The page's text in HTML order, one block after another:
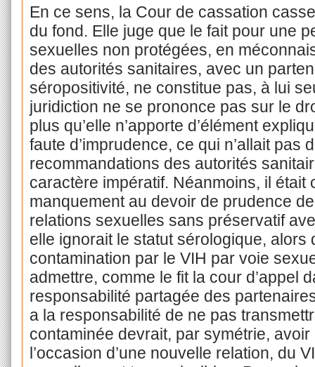
En ce sens, la Cour de cassation
du fond. Elle juge que le fait pour une
sexuelles non protégées, en
des autorités sanitaires, avec un
séropositivité, ne constitue pas, à lui
juridiction ne se prononce pas sur le
plus qu’elle n’apporte d’élément
faute d’imprudence, ce qui n’allait pas
recommandations des autorités
caractère impératif. Néanmoins, il
manquement au devoir de prudence
relations sexuelles sans préservatif
elle ignorait le statut sérologique,
contamination par le VIH par voie
admettre, comme le fit la cour d’appel
responsabilité partagée des
a la responsabilité de ne pas
contaminée devrait, par symétrie,
l’occasion d’une nouvelle relation, du